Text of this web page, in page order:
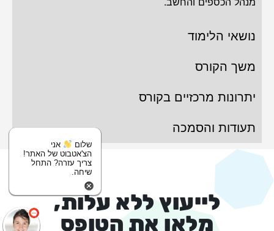
נושאי הלימוד
משך הקורס
יתרונות מרכזיים בקורס
תעודות והסמכה
לייעוץ ללא עלות,
מלאו את הטופס
שלום
אני
הצ'אטבוט של האתר!
צריך עזרה? התחל
שיחה.